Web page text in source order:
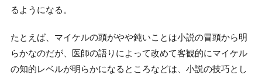
るようになる。
たとえば、マイケルの頭がやや鈍いことは小説の冒頭から明
らかなのだが、医師の語りによって改めて客観的にマイケル
の知的レベルが明らかになるところなどは、小説の技巧とし